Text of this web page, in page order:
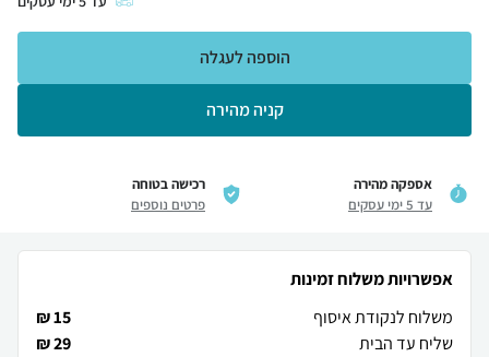
קניה מהירה
הוספה לעגלה
אספקה מהירה
עד 5 ימי עסקים
רכישה בטוחה
פרטים נוספים
אפשרויות משלוח זמינות
משלוח לנקודת איסוף
15 ₪
שליח עד הבית
29 ₪